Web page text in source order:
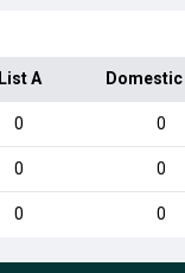
List A
0 0
0 0
0 0